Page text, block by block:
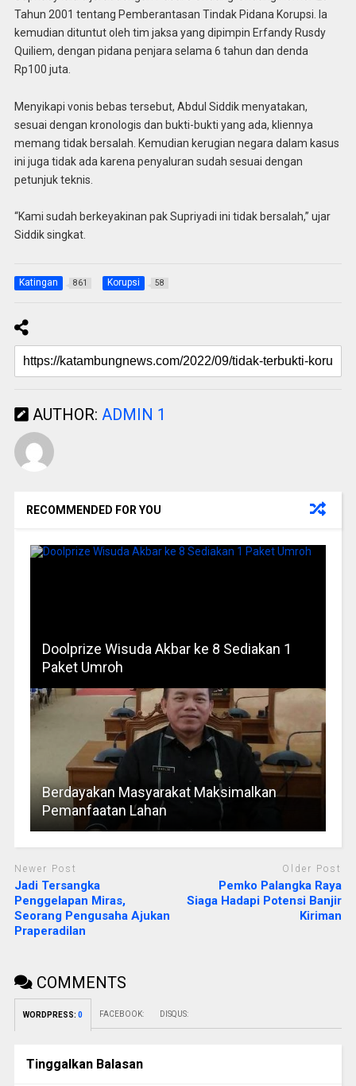
Tahun 2001 tentang Pemberantasan Tindak Pidana Korupsi. Ia
kemudian dituntut oleh tim jaksa yang dipimpin Erfandy Rusdy
Quiliem, dengan pidana penjara selama 6 tahun dan denda
Rp100 juta.
Menyikapi vonis bebas tersebut, Abdul Siddik menyatakan,
sesuai dengan kronologis dan bukti-bukti yang ada, kliennya
memang tidak bersalah. Kemudian kerugian negara dalam kasus
ini juga tidak ada karena penyaluran sudah sesuai dengan
petunjuk teknis.
“Kami sudah berkeyakinan pak Supriyadi ini tidak bersalah,” ujar
Siddik singkat.
Katingan 861 Korupsi 58
AUTHOR: ADMIN 1
RECOMMENDED FOR YOU
Doolprize Wisuda Akbar ke 8 Sediakan 1
Paket Umroh
Berdayakan Masyarakat Maksimalkan
Pemanfaatan Lahan
Newer Post
Jadi Tersangka
Penggelapan Miras,
Seorang Pengusaha Ajukan
Praperadilan
Older Post
Pemko Palangka Raya
Siaga Hadapi Potensi Banjir
Kiriman
COMMENTS
WORDPRESS: 0 FACEBOOK: DISQUS:
Tinggalkan Balasan